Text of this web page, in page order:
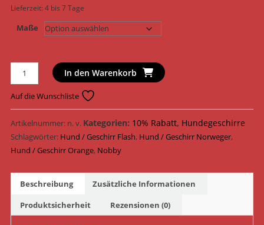
Lieferzeit:4 bis 7 Tage
Maße
Nobby
Hundegeschirr
Norweger
Geschirr
Flash
Mesh
Nylon
-
78239
Orange
In den Warenkorb
Auf die Wunschliste
Artikelnummer: n. v. Kategorien: 10% Rabatt, Hundegeschirre
Schlagwörter: Hund / Geschirr Flash, Hund / Geschirr Norweger,
Hund / Geschirr Orange, Nobby
Beschreibung
Zusätzliche Informationen
Produktsicherheit
Rezensionen (0)